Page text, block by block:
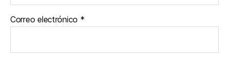
Correo electrónico *